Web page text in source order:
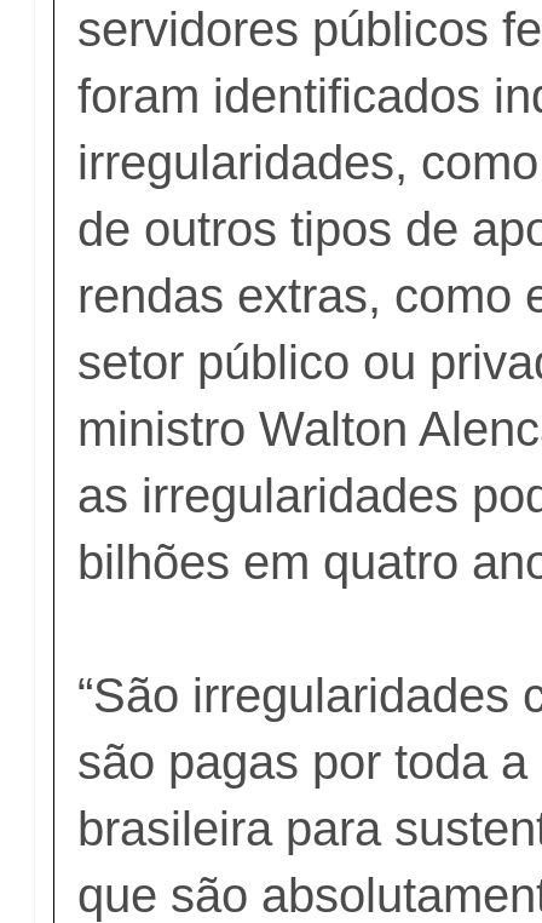
servidores públicos
foram identificados
irregularidades,
de outros tipos de
rendas extras, como
setor público ou
ministro Walton
as irregularidades
bilhões em quatro
“São irregularidades
são pagas por toda
brasileira para
que são